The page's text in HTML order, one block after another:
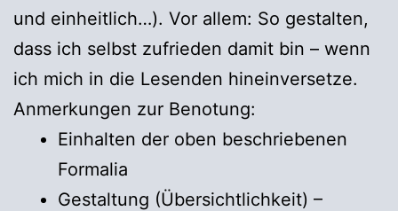
und einheitlich…). Vor allem: So gestalten,
dass ich selbst zufrieden damit bin – wenn
ich mich in die Lesenden hineinversetze.
Anmerkungen zur Benotung:
Einhalten der oben beschriebenen
Formalia
Gestaltung (Übersichtlichkeit) –